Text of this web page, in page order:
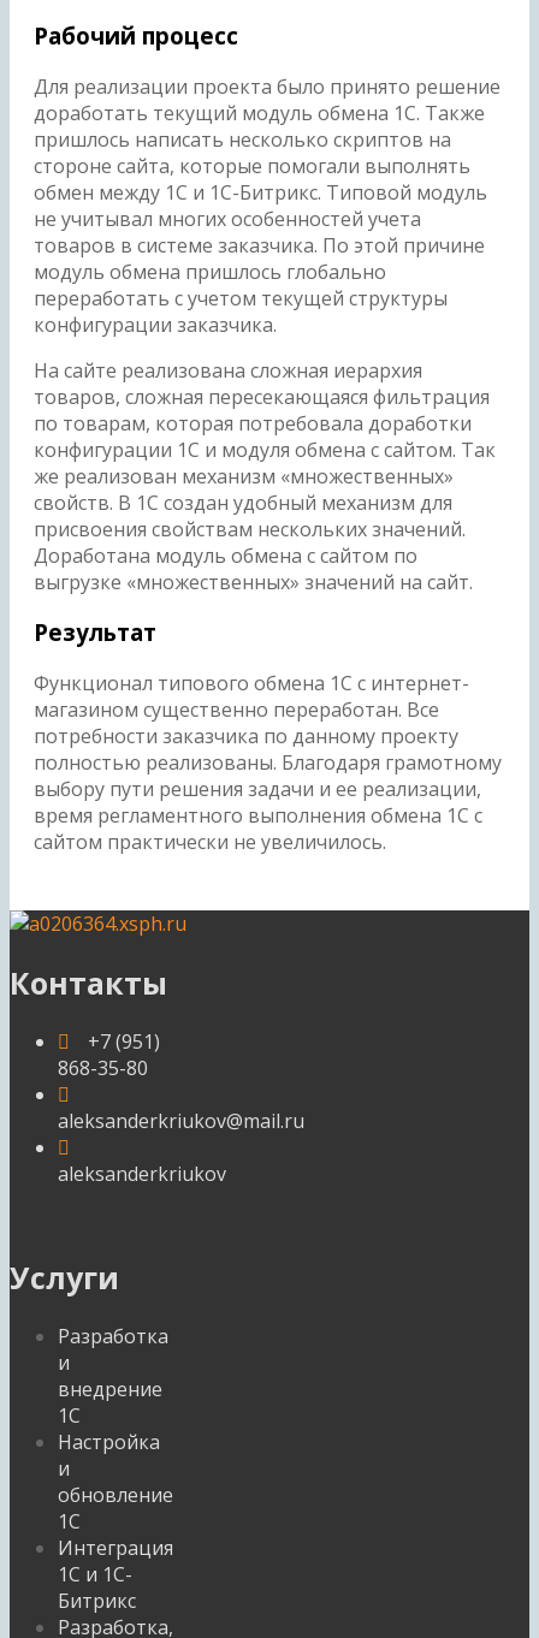
Рабочий процесс
Для реализации проекта было принято решение
доработать текущий модуль обмена 1С. Также
пришлось написать несколько скриптов на
стороне сайта, которые помогали выполнять
обмен между 1С и 1С-Битрикс. Типовой модуль
не учитывал многих особенностей учета
товаров в системе заказчика. По этой причине
модуль обмена пришлось глобально
переработать с учетом текущей структуры
конфигурации заказчика.
На сайте реализована сложная иерархия
товаров, сложная пересекающаяся фильтрация
по товарам, которая потребовала доработки
конфигурации 1С и модуля обмена с сайтом. Так
же реализован механизм «множественных»
свойств. В 1С создан удобный механизм для
присвоения свойствам нескольких значений.
Доработана модуль обмена с сайтом по
выгрузке «множественных» значений на сайт.
Результат
Функционал типового обмена 1С с интернет-
магазином существенно переработан. Все
потребности заказчика по данному проекту
полностью реализованы. Благодаря грамотному
выбору пути решения задачи и ее реализации,
время регламентного выполнения обмена 1С с
сайтом практически не увеличилось.
Контакты
+7 (951)
868-35-80
aleksanderkriukov@mail.ru
aleksanderkriukov
Услуги
Разработка
и
внедрение
1С
Настройка
и
обновление
1С
Интеграция
1С и 1С-
Битрикс
Разработка,